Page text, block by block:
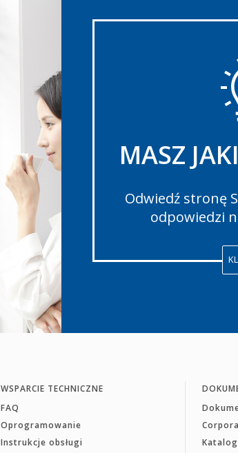
MASZ
Odwiedź stronę
odpowiedzi
WSPARCIE TECHNICZNE
FAQ
Oprogramowanie
Instrukcje obsługi